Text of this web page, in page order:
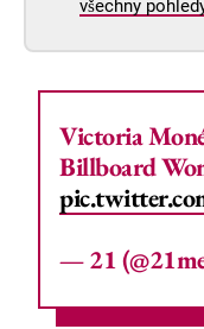
všechny
Victoria
Billboard
— 21